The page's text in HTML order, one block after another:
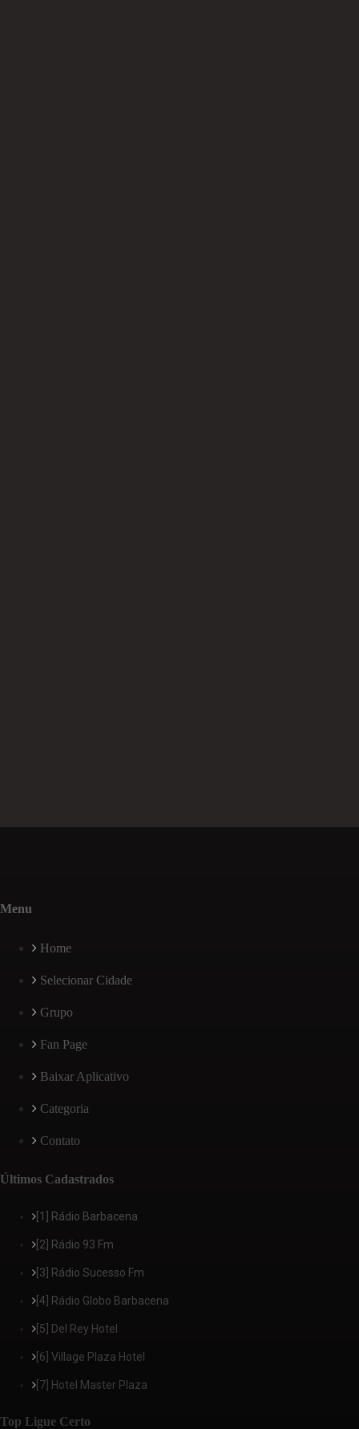
Menu
Home
Selecionar Cidade
Grupo
Fan Page
Baixar Aplicativo
Categoria
Contato
Últimos Cadastrados
[1] Rádio Barbacena
[2] Rádio 93 Fm
[3] Rádio Sucesso Fm
[4] Rádio Globo Barbacena
[5] Del Rey Hotel
[6] Village Plaza Hotel
[7] Hotel Master Plaza
Top Ligue Certo